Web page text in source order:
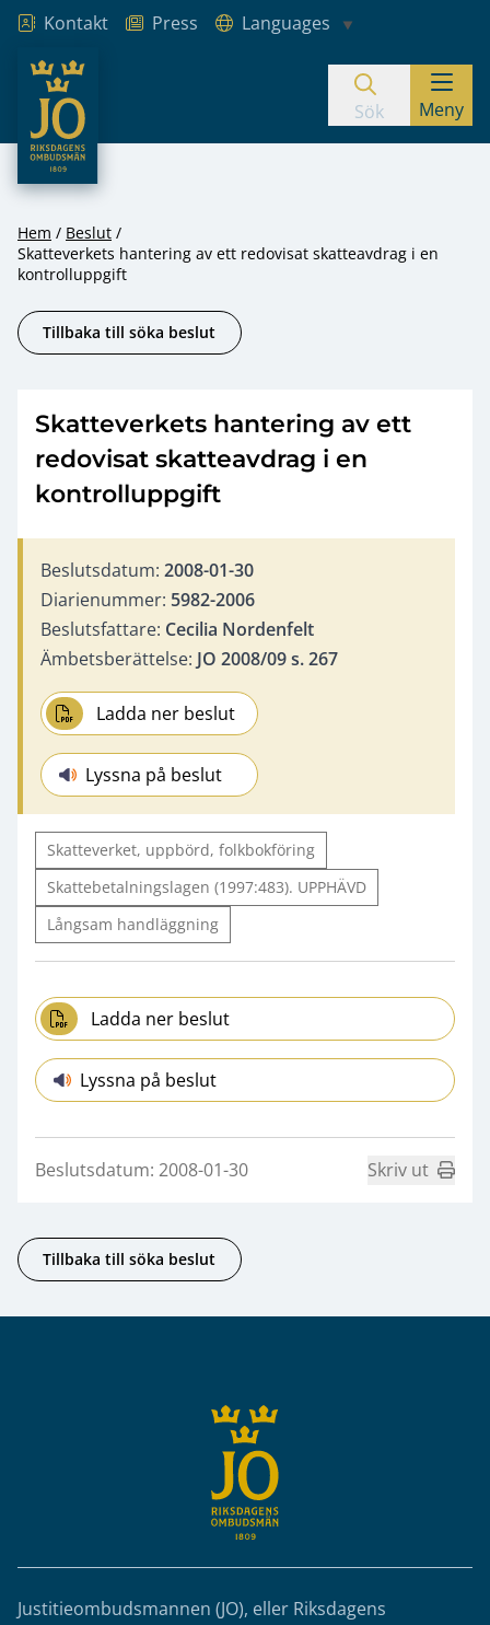
Hoppa till innehåll
Kontakt Press
Languages
JO – Riksdagens Ombudsmän
Sök Meny
Hem
Beslut
Skatteverkets hantering av ett redovisat skatteavdrag i en
kontrolluppgift
Tillbaka till söka beslut
Skatteverkets hantering av ett
redovisat skatteavdrag i en
kontrolluppgift
Beslutsdatum: 2008-01-30
Diarienummer: 5982-2006
Beslutsfattare: Cecilia Nordenfelt
Ämbetsberättelse: JO 2008/09 s. 267
Ladda ner beslut
Lyssna på beslut
Skatteverket, uppbörd, folkbokföring
Skattebetalningslagen (1997:483). UPPHÄVD
Långsam handläggning
Ladda ner beslut
Lyssna på beslut
Beslutsdatum: 2008-01-30 Skriv ut
Tillbaka till söka beslut
Justitieombudsmannen (JO), eller Riksdagens